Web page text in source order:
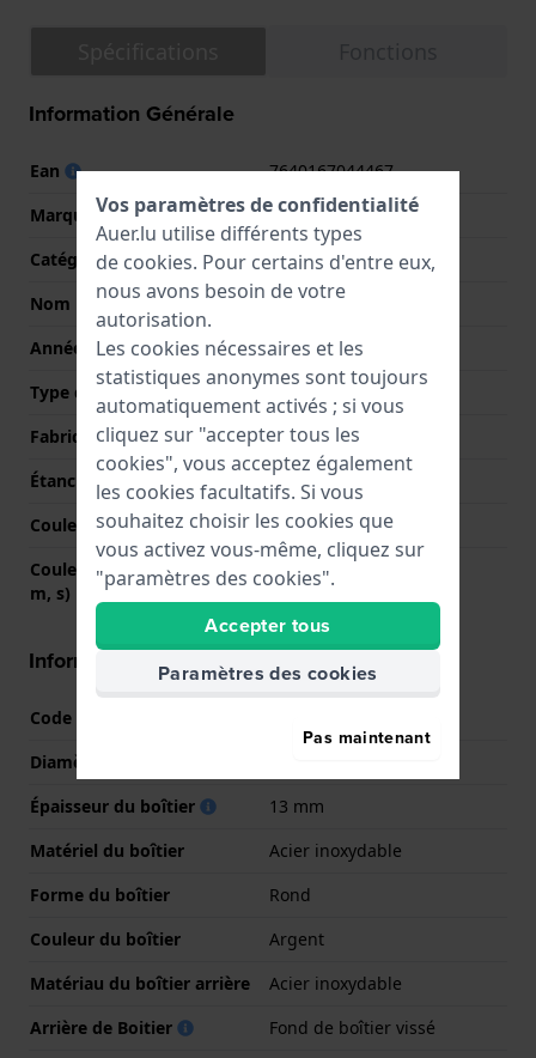
Information Générale
Ean
7640167044467
Marque
Hamilton
Catégorie
Navy
Nom
Khaki Scuba
Année
2017 Printemps / Été
Type d'affichage
Analogique
Fabriqué en Suisse
Oui
Étanchéité
10 Bar (nager)
Couleur du cadran
Noir
Couleurs des aiguilles (h,
m, s)
Argent, Argent, Orange
Informations boîtier
Code boîtier
Diamètre
Épaisseur du boîtier
13 mm
Matériel du boîtier
Acier inoxydable
Forme du boîtier
Rond
Couleur du boîtier
Argent
Matériau du boîtier arrière
Acier inoxydable
Arrière de Boitier
Fond de boîtier vissé
Vos paramètres de confidentialité
Auer.lu utilise différents types
de cookies. Pour certains d'entre eux,
nous avons besoin de votre
autorisation.
Les cookies nécessaires et les
statistiques anonymes sont toujours
automatiquement activés ; si vous
cliquez sur "accepter tous les
cookies", vous acceptez également
les cookies facultatifs. Si vous
souhaitez choisir les cookies que
vous activez vous-même, cliquez sur
"paramètres des cookies".
Accepter tous
Paramètres des cookies
Pas maintenant